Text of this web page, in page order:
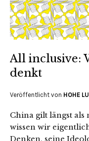
All inclusive:
denkt
Veröffentlicht von HOHE
China gilt längst als
wissen wir
Denken, seine